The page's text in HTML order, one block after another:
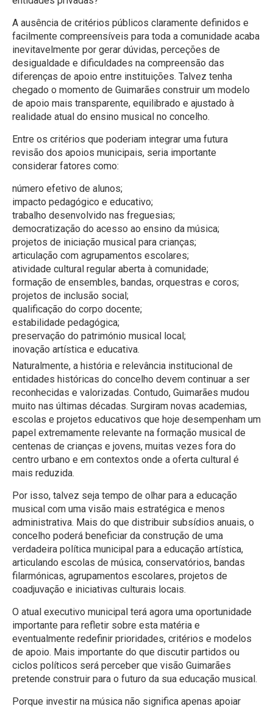
A ausência de critérios públicos claramente definidos e
facilmente compreensíveis para toda a comunidade acaba
inevitavelmente por gerar dúvidas, perceções de
desigualdade e dificuldades na compreensão das
diferenças de apoio entre instituições. Talvez tenha
chegado o momento de Guimarães construir um modelo
de apoio mais transparente, equilibrado e ajustado à
realidade atual do ensino musical no concelho.
Entre os critérios que poderiam integrar uma futura
revisão dos apoios municipais, seria importante
considerar fatores como:
número efetivo de alunos;
impacto pedagógico e educativo;
trabalho desenvolvido nas freguesias;
democratização do acesso ao ensino da música;
projetos de iniciação musical para crianças;
articulação com agrupamentos escolares;
atividade cultural regular aberta à comunidade;
formação de ensembles, bandas, orquestras e coros;
projetos de inclusão social;
qualificação do corpo docente;
estabilidade pedagógica;
preservação do património musical local;
inovação artística e educativa.
Naturalmente, a história e relevância institucional de
entidades históricas do concelho devem continuar a ser
reconhecidas e valorizadas. Contudo, Guimarães mudou
muito nas últimas décadas. Surgiram novas academias,
escolas e projetos educativos que hoje desempenham um
papel extremamente relevante na formação musical de
centenas de crianças e jovens, muitas vezes fora do
centro urbano e em contextos onde a oferta cultural é
mais reduzida.
Por isso, talvez seja tempo de olhar para a educação
musical com uma visão mais estratégica e menos
administrativa. Mais do que distribuir subsídios anuais, o
concelho poderá beneficiar da construção de uma
verdadeira política municipal para a educação artística,
articulando escolas de música, conservatórios, bandas
filarmónicas, agrupamentos escolares, projetos de
coadjuvação e iniciativas culturais locais.
O atual executivo municipal terá agora uma oportunidade
importante para refletir sobre esta matéria e
eventualmente redefinir prioridades, critérios e modelos
de apoio. Mais importante do que discutir partidos ou
ciclos políticos será perceber que visão Guimarães
pretende construir para o futuro da sua educação musical.
Porque investir na música não significa apenas apoiar